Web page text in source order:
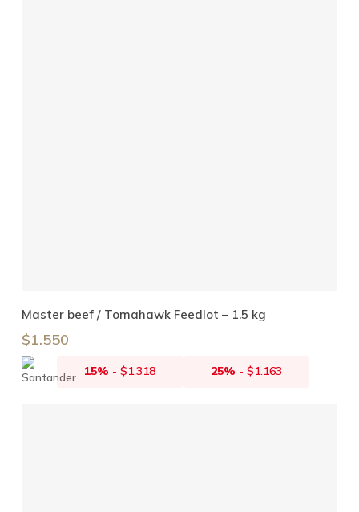
Añadir Al Carrito
Master beef / Tomahawk Feedlot – 1.5 kg
$1.550
15% -$1.318 25% - $1.163